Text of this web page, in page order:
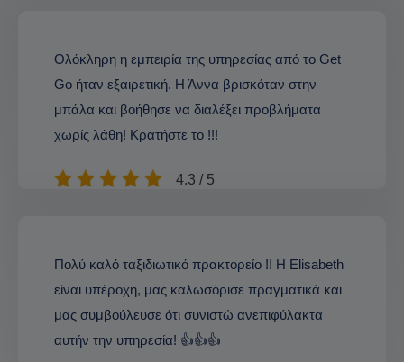
Ολόκληρη η εμπειρία της υπηρεσίας από το Get
Go ήταν εξαιρετική. Η Άννα βρισκόταν στην
μπάλα και βοήθησε να διαλέξει προβλήματα
χωρίς λάθη! Κρατήστε το !!!
4.3 / 5
Πολύ καλό ταξιδιωτικό πρακτορείο !! Η Elisabeth
είναι υπέροχη, μας καλωσόρισε πραγματικά και
μας συμβούλευσε ότι συνιστώ ανεπιφύλακτα
αυτήν την υπηρεσία! 👍👍👍